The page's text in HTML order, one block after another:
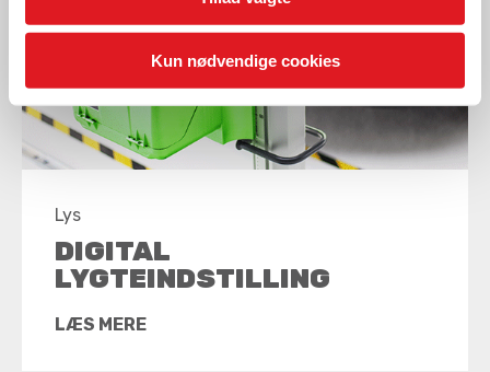
Kun nødvendige cookies
Lys
DIGITAL
LYGTEINDSTILLING
LÆS MERE